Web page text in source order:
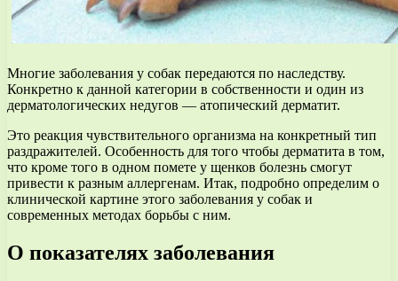
Многие заболевания у собак передаются по наследству.
Конкретно к данной категории в собственности и один из
дерматологических недугов — атопический дерматит.
Это реакция чувствительного организма на конкретный тип
раздражителей. Особенность для того чтобы дерматита в том,
что кроме того в одном помете у щенков болезнь смогут
привести к разным аллергенам. Итак, подробно определим о
клинической картине этого заболевания у собак и
современных методах борьбы с ним.
О показателях заболевания